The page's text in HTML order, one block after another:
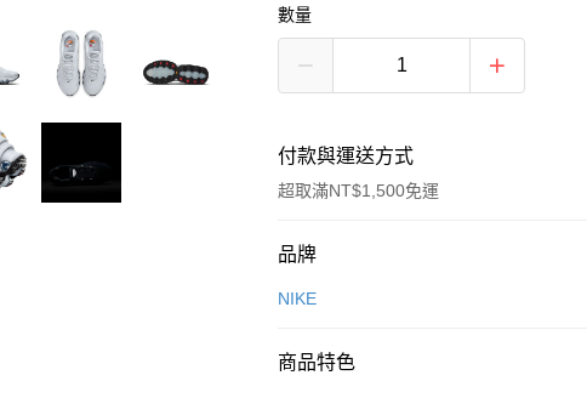
數量
付款與運送方式
超取滿NT$1,500免運
付款方式
信用卡一次付款
品牌
NIKE
商品特色